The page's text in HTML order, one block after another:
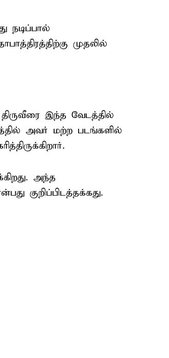
நடிப்பால்
முதலில்
இந்த வேடத்தில்
அவர் மற்ற படங்களில்
அந்த
குறிப்பிடத்தக்கது.